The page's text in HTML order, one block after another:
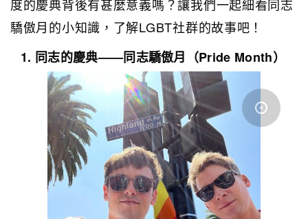
度的慶典背後有甚麼意義嗎？讓我們一起細看同志
驕傲月的小知識，了解LGBT社群的故事吧！
1. 同志的慶典——同志驕傲月（Pride Month）